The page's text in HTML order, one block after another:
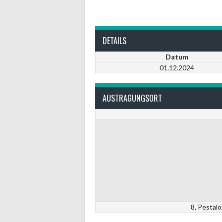
DETAILS
Datum
01.12.2024
AUSTRAGUNGSORT
8,